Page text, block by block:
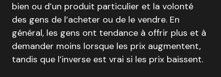
bien ou d’un produit particulier et la volonté
des gens de l’acheter ou de le vendre. En
général, les gens ont tendance à offrir plus et à
demander moins lorsque les prix augmentent,
tandis que l’inverse est vrai si les prix baissent.